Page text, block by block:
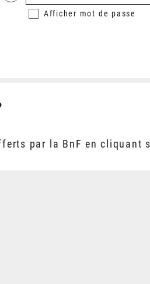
Afficher mot de passe
par la BnF en cliquant